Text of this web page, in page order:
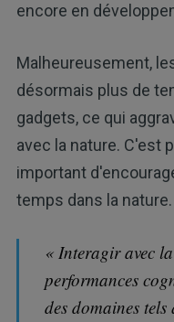
encore en
Malheureusement,
désormais plus de
gadgets, ce qui
avec la nature. C'est
important
temps dans la nature.
« Interagir avec
performances
des domaines